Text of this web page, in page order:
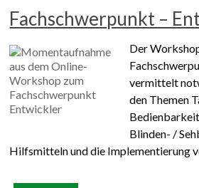
Fachschwerpunkt –
Der
vermittelt
den Themen
Blinden- /
Hilfsmitteln und die Implementierung